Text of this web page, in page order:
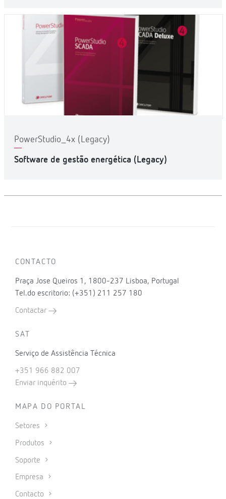
PowerStudio_4x (Legacy)
Software de gestão energética (Legacy)
CONTACTO
Praça Jose Queiros 1, 1800-237 Lisboa, Portugal
Tel.do escritorio: (+351) 211 257 180
Contactar
SAT
Serviço de Assistência Técnica
+351 966 882 007
Enviar inquérito
MAPA DO PORTAL
Setores
Produtos
Soporte
Empresa
Contacto